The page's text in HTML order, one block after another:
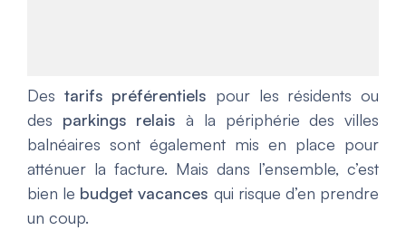
Des tarifs préférentiels pour les résidents ou
des parkings relais à la périphérie des villes
balnéaires sont également mis en place pour
atténuer la facture. Mais dans l’ensemble, c’est
bien le budget vacances qui risque d’en prendre
un coup.